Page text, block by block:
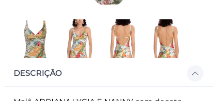
DESCRIÇÃO